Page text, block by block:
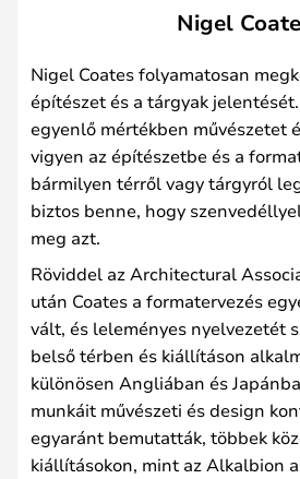
Nigel
Nigel Coates folyamatosan
építészet és a tárgyak
egyenlő mértékben művészetet
vigyen az építészetbe és a
bármilyen térről vagy tárgyról
biztos benne, hogy
meg azt.
Röviddel az Architectural
után Coates a formatervezés
vált, és leleményes nyelvezetét
belső térben és kiállításon
különösen Angliában és
munkáit művészeti és design
egyaránt bemutatták, többek
kiállításokon, mint az Alkalbion